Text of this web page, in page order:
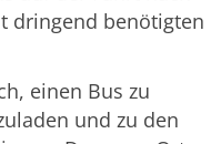
dringend benötigten
einen Bus zu
und zu den